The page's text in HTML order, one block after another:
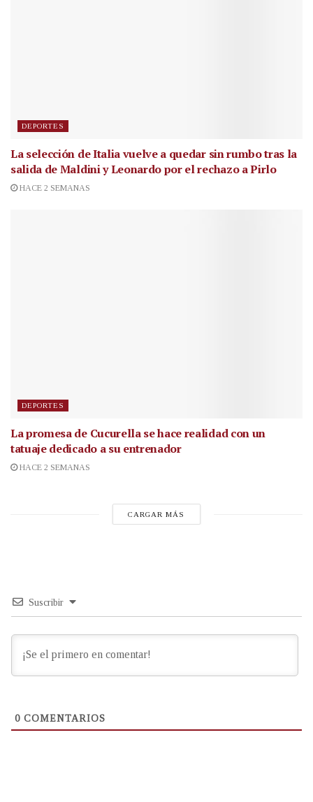
DEPORTES
La selección de Italia vuelve a quedar sin rumbo tras la
salida de Maldini y Leonardo por el rechazo a Pirlo
HACE 2 SEMANAS
DEPORTES
La promesa de Cucurella se hace realidad con un
tatuaje dedicado a su entrenador
HACE 2 SEMANAS
CARGAR MÁS
Suscribir
0 COMENTARIOS